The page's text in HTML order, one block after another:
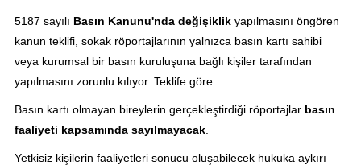
5187 sayılı Basın Kanunu'nda değişiklikyapılmasını öngören
kanun teklifi, sokak röportajlarının yalnızca basın kartı sahibi
veya kurumsal bir basın kuruluşuna bağlı kişiler tarafından
yapılmasını zorunlu kılıyor. Teklife göre:
Basın kartı olmayan bireylerin gerçekleştirdiği röportajlar basın
faaliyeti kapsamında sayılmayacak.
Yetkisiz kişilerin faaliyetleri sonucu oluşabilecek hukuka aykırı